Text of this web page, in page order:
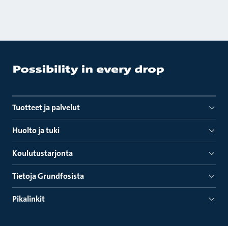
Tuotteet ja palvelut
Huolto ja tuki
Koulutustarjonta
Tietoja Grundfosista
Pikalinkit